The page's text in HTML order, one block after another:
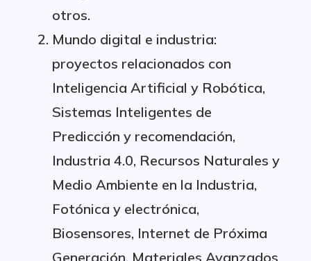
otros.
Mundo digital e industria:
proyectos relacionados con
Inteligencia Artificial y Robótica,
Sistemas Inteligentes de
Predicción y recomendación,
Industria 4.0, Recursos Naturales y
Medio Ambiente en la Industria,
Fotónica y electrónica,
Biosensores, Internet de Próxima
Generación, Materiales Avanzados